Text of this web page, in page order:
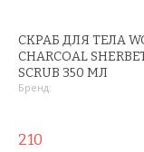
ТОВАРЫ ДЛЯ
ТОВАРЫ ДЛЯ
СКРАБ ДЛЯ ТЕЛА
CHARCOAL
SCRUB 350 МЛ
Бренд:
210